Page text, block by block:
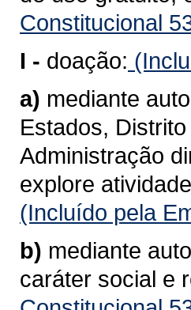
Constitucional
I - doação:
a) mediante
Estados,
Administração
explore
(Incluído pela
b) mediante
caráter social e